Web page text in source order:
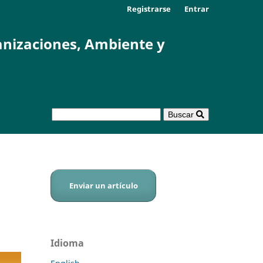
Ambiente y
Buscar
Registrarse Entrar
Enviar un artículo
Idioma